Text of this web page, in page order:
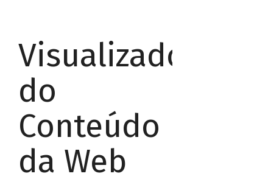
Visualizador
do
Conteúdo
da Web